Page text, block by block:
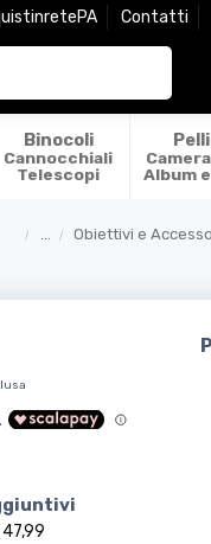
Contatti
Binocoli
Cannocchiali
Telescopi
Album
Obiettivi e